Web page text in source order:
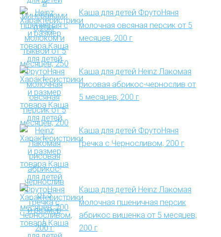
Каша для детей ФрутоНяня
молочная овсяная персик от 5
месяцев, 200 г
Каша для детей Heinz Лакомая
рисовая абрикос-чернослив от
5 месяцев, 200 г
Каша для детей ФрутоНяня
Гречка с Черносливом, 200 г
Каша для детей Heinz Лакомая
молочная пшеничная персик
абрикос вишенка от 5 месяцев,
200 г